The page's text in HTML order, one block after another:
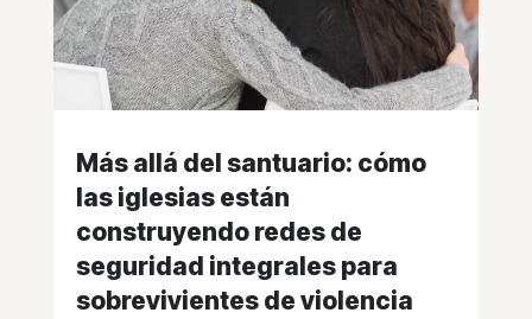
Más allá del santuario: cómo
las iglesias están
construyendo redes de
seguridad integrales para
sobrevivientes de violencia